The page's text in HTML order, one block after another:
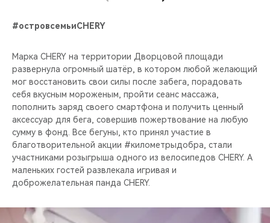
#островсемьиCHERY
Марка CHERY на территории Дворцовой площади
развернула огромный шатёр, в котором любой желающий
мог восстановить свои силы после забега, порадовать
себя вкусным мороженым, пройти сеанс массажа,
пополнить заряд своего смартфона и получить ценный
аксессуар для бега, совершив пожертвование на любую
сумму в фонд. Все бегуны, кто принял участие в
благотворительной акции #километрыдобра, стали
участниками розыгрыша одного из велосипедов CHERY. А
маленьких гостей развлекала игривая и
доброжелательная панда CHERY.